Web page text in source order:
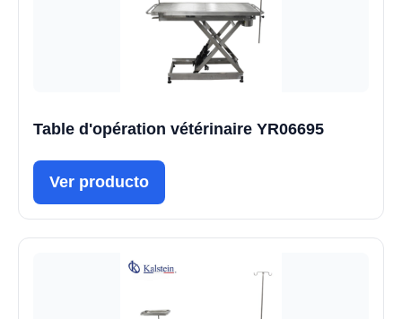
Table d'opération vétérinaire YR06695
Ver producto